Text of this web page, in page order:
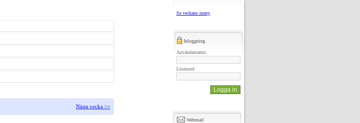
Nästa vecka >>
Se veckans meny
Inloggning
Användarnamn
Lösenord
Webmail